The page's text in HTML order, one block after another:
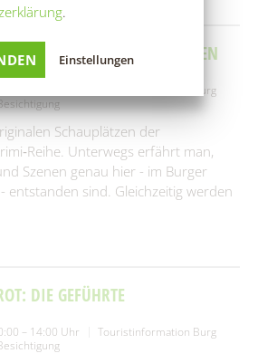
.
Einstellungen
GEFÜHRTE RADTOUR ZU DEN
Touristinformation Burg
Schauplätzen der
Unterwegs erfährt man,
Szenen genau hier - im Burger
entstanden sind. Gleichzeitig werden
DIE GEFÜHRTE
– 14:00 Uhr
Touristinformation Burg